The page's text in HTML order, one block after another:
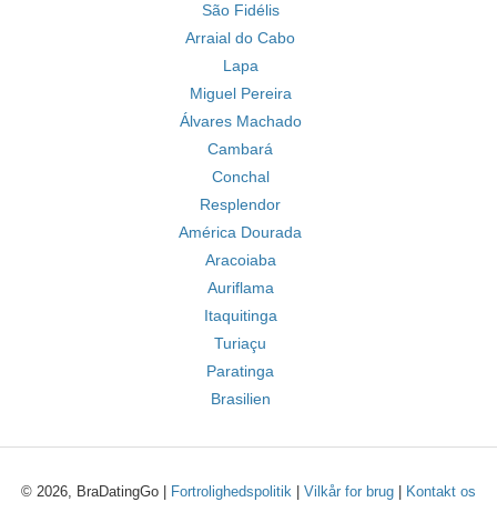
São Fidélis
Arraial do Cabo
Lapa
Miguel Pereira
Álvares Machado
Cambará
Conchal
Resplendor
América Dourada
Aracoiaba
Auriflama
Itaquitinga
Turiaçu
Paratinga
Brasilien
© 2026, BraDatingGo | Fortrolighedspolitik Vilkår for brug Kontakt os